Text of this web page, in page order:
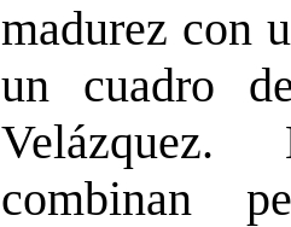
madurez con
un cuadro
combinan